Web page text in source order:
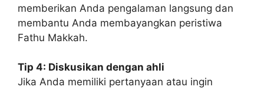
memberikan Anda pengalaman langsung dan
membantu Anda membayangkan peristiwa
Fathu Makkah.
Tip 4: Diskusikan dengan ahli
Jika Anda memiliki pertanyaan atau ingin